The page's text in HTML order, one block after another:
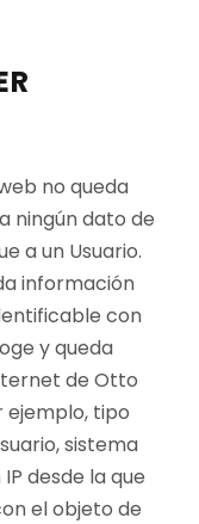
no queda
ningún dato de
a un Usuario.
información
con
y queda
de Otto
ejemplo, tipo
sistema
desde la que
el objeto de